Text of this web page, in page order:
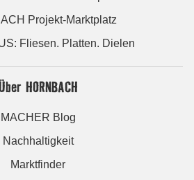
Projekt-Marktplatz
Fliesen. Platten. Dielen
HORNBACH
MACHER Blog
Nachhaltigkeit
Marktfinder